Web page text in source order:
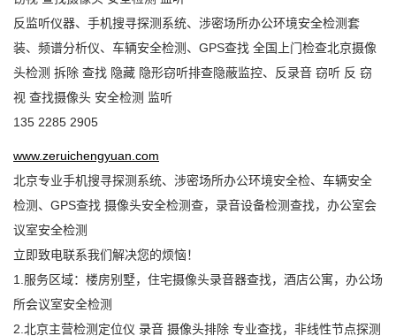
反监听仪器、手机搜寻探测系统、涉密场所办公环境安全检测套
装、频谱分析仪、车辆安全检测、 GPS查找 全国上门检查北京摄像
头检测 拆除 查找 隐藏 隐形窃听排查隐蔽监控、反录音 窃听 反 窃
视 查找摄像头 安全检测 监听
135 2285 2905
www.zeruichengyuan.com
北京专业手机搜寻探测系统、涉密场所办公环境安全检、车辆安全
检测、 GPS查找 摄像头安全检测查，录音设备检测查找，办公室会
议室安全检测
立即致电联系我们解决您的烦恼！
1.服务区域：楼房别墅，住宅摄像头录音器查找，酒店公寓，办公场
所会议室安全检测
2.北京主营检测定位仪 录音 摄像头排除 专业查找，非线性节点探测